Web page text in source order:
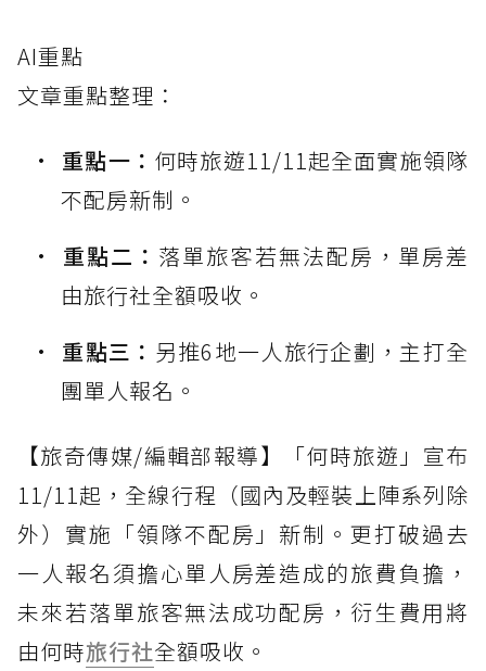
AI重點
文章重點整理：
重點一： 何時旅遊11/11起全面實施領隊
不配房新制。
重點二： 落單旅客若無法配房，單房差
由旅行社全額吸收。
重點三： 另推6地一人旅行企劃，主打全
團單人報名。
【旅奇傳媒/編輯部報導】「何時旅遊」宣布
11/11起，全線行程（國內及輕裝上陣系列除
外）實施「領隊不配房」新制。更打破過去
一人報名須擔心單人房差造成的旅費負擔，
未來若落單旅客無法成功配房，衍生費用將
由何時旅行社全額吸收。